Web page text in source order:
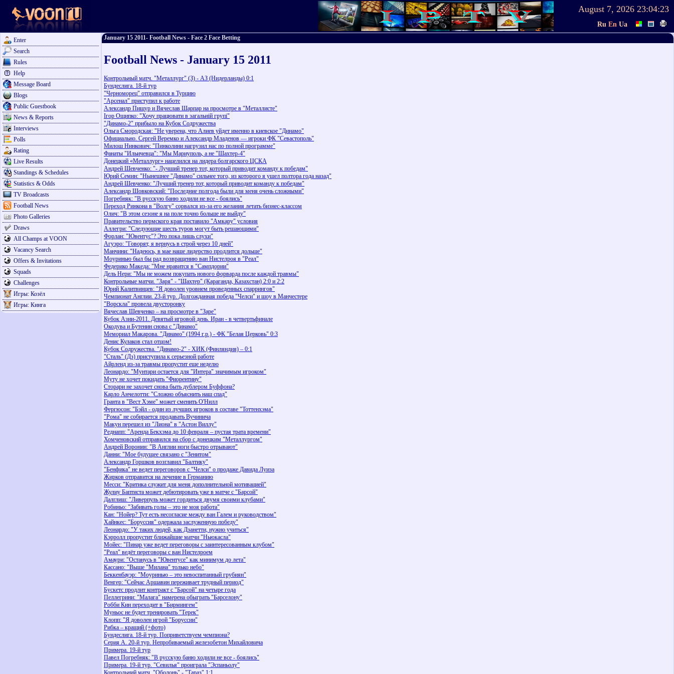
August 7, 2026 23:04:23
Ru En Ua
Enter
Search
Rules
Help
Message Board
Blogs
Public Guestbook
News & Reports
Interviews
Polls
Rating
Live Results
Standings & Schedules
Statistics & Odds
TV Broadcasts
Football News
Photo Galleries
Draws
All Champs at VOON
Vacancy Search
Offers & Invitations
Squads
Challenges
Игры: Козёл
Игры: Кинга
January 15 2011- Football News - Face 2 Face Betting
Football News - January 15 2011
Контрольный матч. "Металлург" (З) - АЗ (Нидерланды) 0:1
Бундеслига. 18-й тур
"Черноморец" отправился в Турцию
"Арсенал" приступил к работе
Александр Пищур и Вячеслав Шарпар на просмотре в "Металлисте"
Ігор Ощипко: "Хочу працювати в загальній групі"
"Динамо-2" прибыло на Кубок Содружества
Ольга Смородская: "Не уверена, что Алиев уйдет именно в киевское "Динамо"
Официально. Сергей Веремко и Александр Младенов — игроки ФК "Севастополь"
Милош Нинкович: "Пинколини нагрузил нас по полной программе"
Фанаты "Ильичевца": "Мы Мариуполь, а не "Шахтер-4"
Донецкий «Металлург» нацелился на лидера болгарского ЦСКА
Андрей Шевченко: "- Лучший тренер тот, который приводит команду к победам"
Юрий Семин: "Нынешнее "Динамо" сильнее того, из которого я ушел полтора года назад"
Андрей Шевченко: "Лучший тренер тот, который приводит команду к победам"
Александр Шовковский: "Последние полгода были для меня очень сложными"
Погребняк: "В русскую баню ходили не все - боялись"
Переход Ринкона в "Волгу" сорвался из-за его желания летать бизнес-классом
Олич: "В этом сезоне я на поле точно больше не выйду"
Правительство пермского края поставило "Амкару" условия
Аллегри: "Следующие шесть туров могут быть решающими"
Форлан: "Ювентус"? Это пока лишь слухи"
Агуэро: "Говорят, я вернусь в строй через 10 дней"
Манчини: "Надеюсь, в мае наше лидерство продлится дольше"
Моуринью был бы рад возвращению ван Нистелроя в "Реал"
Федерико Македа: "Мне нравится в "Сампдории"
Дель Нери: "Мы не можем покупать нового форварда после каждой травмы"
Контрольные матчи. "Заря" - "Шахтер" (Караганда, Казахстан) 2:0 и 2:2
Юрий Калитвинцев: "Я доволен уровнем проведенных спаррингов"
Чемпионат Англии. 23-й тур. Долгожданная победа "Челси" и шоу в Манчестере
"Ворскла" провела двусторонку
Вячеслав Шевченко – на просмотре в "Заре"
Кубок Азии-2011. Девятый игровой день. Иран - в четвертьфинале
Окодува и Бутенин снова с "Динамо"
Мемориал Макарова. "Динамо" (1994 г.р.) - ФК "Белая Церковь" 0:3
Денис Кулаков стал отцом!
Кубок Содружества. "Динамо-2" - ХИК (Финляндия) – 0:1
"Сталь" (Дз) приступила к серьезной работе
Айрленд из-за травмы пропустит еще неделю
Леонардо: "Мунтари остается для "Интера" значимым игроком"
Муту не хочет покидать "Фиорентину"
Сторари не захочет снова быть дублером Буффона?
Карло Анчелотти: "Сложно объяснить наш спад"
Гранта в "Вест Хэме" может сменить О'Нилл
Фергюсон: "Бэйл - один из лучших игроков в составе "Тоттенхэма"
"Рома" не собирается продавать Вучинича
Макун перешел из "Лиона" в "Астон Виллу"
Реднапп: "Аренда Бекхэма до 10 февраля – пустая трата времени"
Хомченовский отправился на сбор с донецким "Металлургом"
Андрей Воронин: "В Англии ноги быстро отрывают"
Данни: "Мое будущее связано с "Зенитом"
Александр Горшков возглавил "Балтику"
"Бенфика" не ведет переговоров с "Челси" о продаже Давида Луиза
Жирков отправится на лечение в Германию
Месси: "Критика служит для меня дополнительной мотивацией"
Жулиу Баптиста может дебютировать уже в матче с "Барсой"
Далглиш: "Ливерпуль может гордиться двумя своими клубами"
Робиньо: "Забивать голы – это не моя работа"
Кан: "Нойер? Тут есть несогласие между ван Галем и руководством"
Хайнкес: "Боруссия" одержала заслуженную победу"
Леонардо: "У таких людей, как Дзанетти, нужно учиться"
Кэрролл пропустит ближайшие матчи "Ньюкасла"
Мойес: "Пинар уже ведет переговоры с заинтересованным клубом"
"Реал" ведёт переговоры с ван Нистелроем
Амаури: "Останусь в "Ювентусе" как минимум до лета"
Кассано: "Выше "Милана" только небо"
Беккенбауэр: "Моуринью – это невоспитанный грубиян"
Венгер: "Сейчас Аршавин переживает трудный период"
Бускетс продлит контракт с "Барсой" на четыре года
Пеллегрини: "Малага" намерена обыграть "Барселону"
Робби Кин переходит в "Бирмингем"
Муньос не будет тренировать "Терек"
Клопп: "Я доволен игрой "Боруссии"
Рибка – кращий (+фото)
Бундеслига. 18-й тур. Поприветствуем чемпиона?
Серия А. 20-й тур. Непробиваемый железобетон Михайловича
Примера. 19-й тур
Павел Погребняк: "В русскую баню ходили не все - боялись"
Примера. 19-й тур. "Севилья" проиграла "Эспаньолу"
Контрольний матч. "Оболонь" - "Тараз" 1:1